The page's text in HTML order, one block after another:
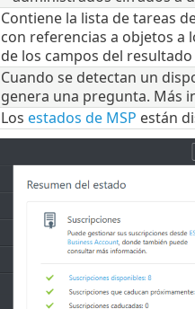
Contiene la lista de tareas
con referencias a objetos a
de los campos del
Cuando se detectan un
genera una pregunta. Más
Los estados de MSP están